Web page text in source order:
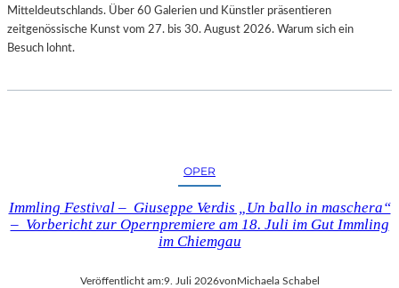
Mitteldeutschlands. Über 60 Galerien und Künstler präsentieren
zeitgenössische Kunst vom 27. bis 30. August 2026. Warum sich ein
Besuch lohnt.
OPER
Immling Festival – Giuseppe Verdis „Un ballo in maschera“
– Vorbericht zur Opernpremiere am 18. Juli im Gut Immling
im Chiemgau
Veröffentlicht am:9. Juli 2026vonMichaela Schabel